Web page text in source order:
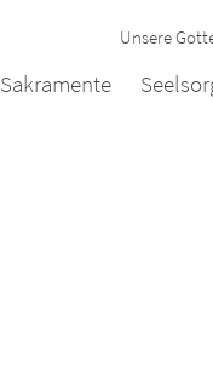
Unsere
Sakramente